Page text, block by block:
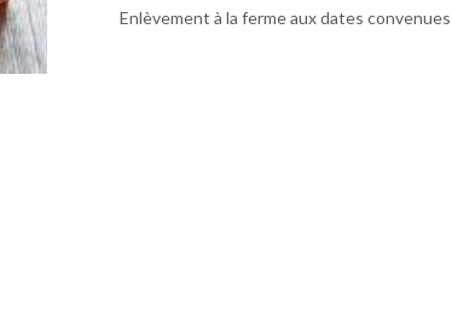
Enlèvement à la ferme aux dates convenues